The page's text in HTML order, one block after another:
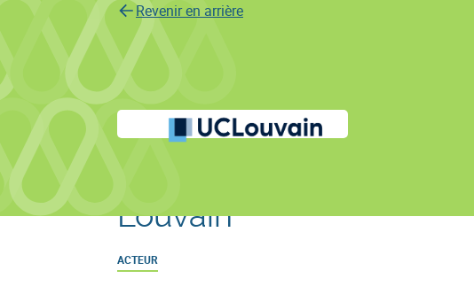
Revenir en arrière
Université catholique de
Louvain
ACTEUR